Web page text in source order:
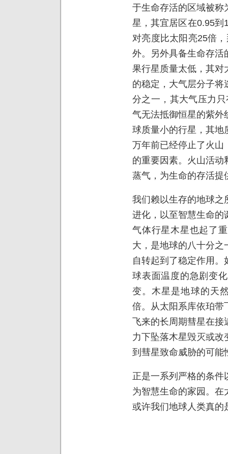
于生命存活的区域被称
星，其宜居区在0.95到
对亮度比太阳亮25倍
外。另外具备生命存活
果行星质量太低，其对
的稳定，大气层分子
分之一，其大气压力
气无法抵御恒星的紫外
球质量小的行星，其地
万年前已经停止了火山
的重要因素。火山活
蒸气，为生命的存活提
我们赖以生存的地球之
进化，以至智慧生命的
气体行星木星也起了
大，是地球的八十分
自转起到了稳定作用
球表面温度的急剧变
变。木星是地球的天
倍。从太阳系库依珀带
飞来的长周期彗星在接
力下坠落木星毁灭或
到彗星致命威胁的可能
正是一系列严格的条
为智慧生命的家园。
或许我们地球人类真的